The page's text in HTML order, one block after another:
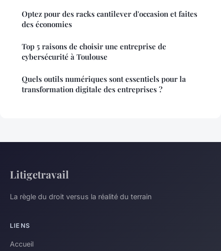
Optez pour des racks cantilever d'occasion et faites
des économies
Top 5 raisons de choisir une entreprise de
cybersécurité à Toulouse
Quels outils numériques sont essentiels pour la
transformation digitale des entreprises ?
Litigetravail
La règle du droit versus la réalité du terrain
LIENS
Accueil